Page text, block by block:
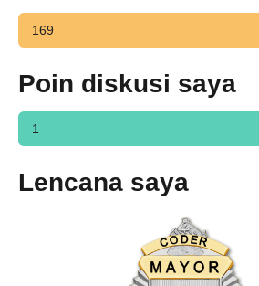
169
Poin diskusi saya
1
Lencana saya